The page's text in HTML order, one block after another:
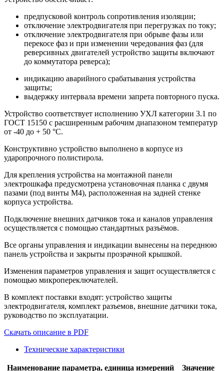
предпусковой контроль сопротивления изоляции;
отключение электродвигателя при перегрузках по току;
отключение электродвигателя при обрыве фазы или
перекосе фаз и при изменении чередования фаз (для
реверсивных двигателей устройство защиты включают
до коммутатора реверса);
индикацию аварийного срабатывания устройства
защиты;
выдержку интервала времени запрета повторного пуска.
Устройство соответствует исполнению УХЛ категории 3.1 по
ГОСТ 15150 с расширенным рабочим диапазоном температур
от -40 до + 50 °С.
Конструктивно устройство выполнено в корпусе из
ударопрочного полистирола.
Для крепления устройства на монтажной панели
электрошкафа предусмотрена установочная планка с двумя
пазами (под винты М4), расположенная на задней стенке
корпуса устройства.
Подключение внешних датчиков тока и каналов управления
осуществляется с помощью стандартных разъёмов.
Все органы управления и индикации вынесены на переднюю
панель устройства и закрыты прозрачной крышкой.
Изменения параметров управления и защит осуществляется с
помощью микропереключателей.
В комплект поставки входят: устройство защиты
электродвигателя, комплект разъемов, внешние датчики тока,
руководство по эксплуатации.
Скачать описание в PDF
Технические характеристики
Наименование параметра, единица измерений Значение